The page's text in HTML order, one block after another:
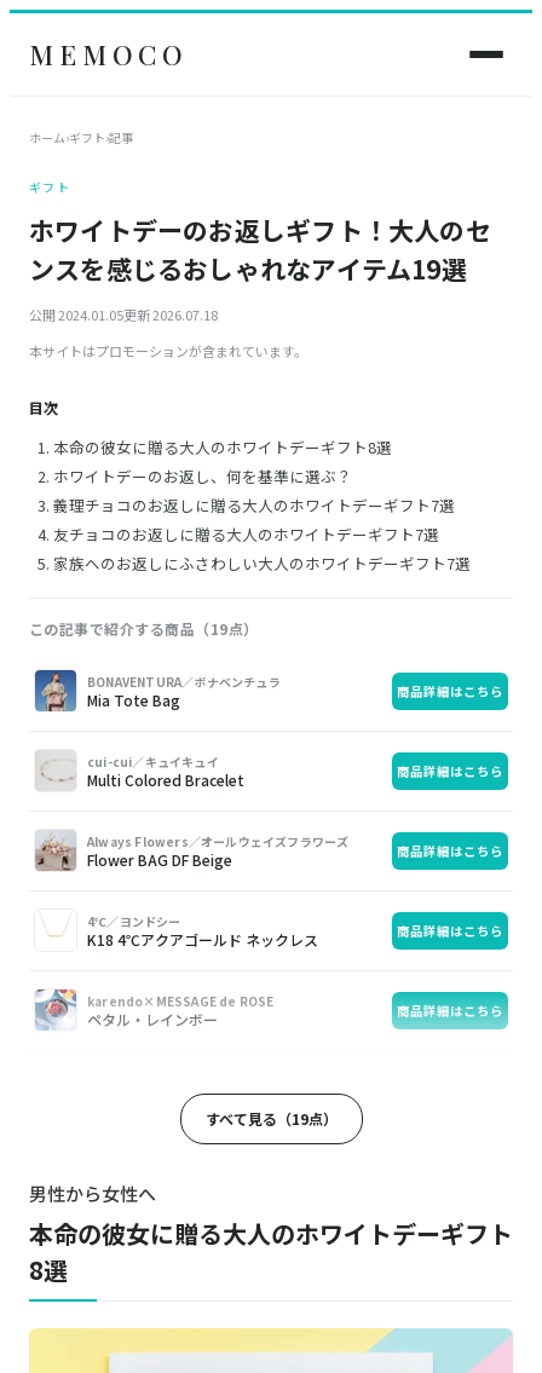
MEMOCO
ホーム›ギフト›記事
ギフト
ホワイトデーのお返しギフト！大人のセ
ンスを感じるおしゃれなアイテム19選
公開 2024.01.05更新 2026.07.18
本サイトはプロモーションが含まれています。
目次
本命の彼女に贈る大人のホワイトデーギフト8選
ホワイトデーのお返し、何を基準に選ぶ？
義理チョコのお返しに贈る大人のホワイトデーギフト7選
友チョコのお返しに贈る大人のホワイトデーギフト7選
家族へのお返しにふさわしい大人のホワイトデーギフト7選
この記事で紹介する商品（19点）
画
像
商
品
購
入
BONAVENTURA／ボナベンチュラ
Mia Tote Bag 商品詳細はこちら
cui-cui／キュイキュイ
Multi Colored Bracelet 商品詳細はこちら
Always Flowers／オールウェイズフラワーズ
Flower BAG DF Beige 商品詳細はこちら
4℃／ヨンドシー
K18 4℃アクアゴールド ネックレス 商品詳細はこちら
karendo×MESSAGE de ROSE
ペタル・レインボー 商品詳細はこちら
個室スパ＆エステチケット
LADUREE／ラデュレ
コフレ・アンタンポレルヴェール マカロン
商品詳細はこちら
商品詳細はこちら
すべて見る（19点）
男性から女性へ
本命の彼女に贈る大人のホワイトデーギフト
8選